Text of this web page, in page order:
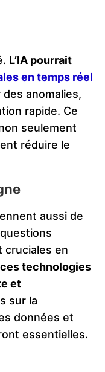
L’IA pourrait
en temps réel
anomalies,
rapide. Ce
seulement
réduire le
aussi de
cruciales en
technologies
et
sur la
données et
essentielles.